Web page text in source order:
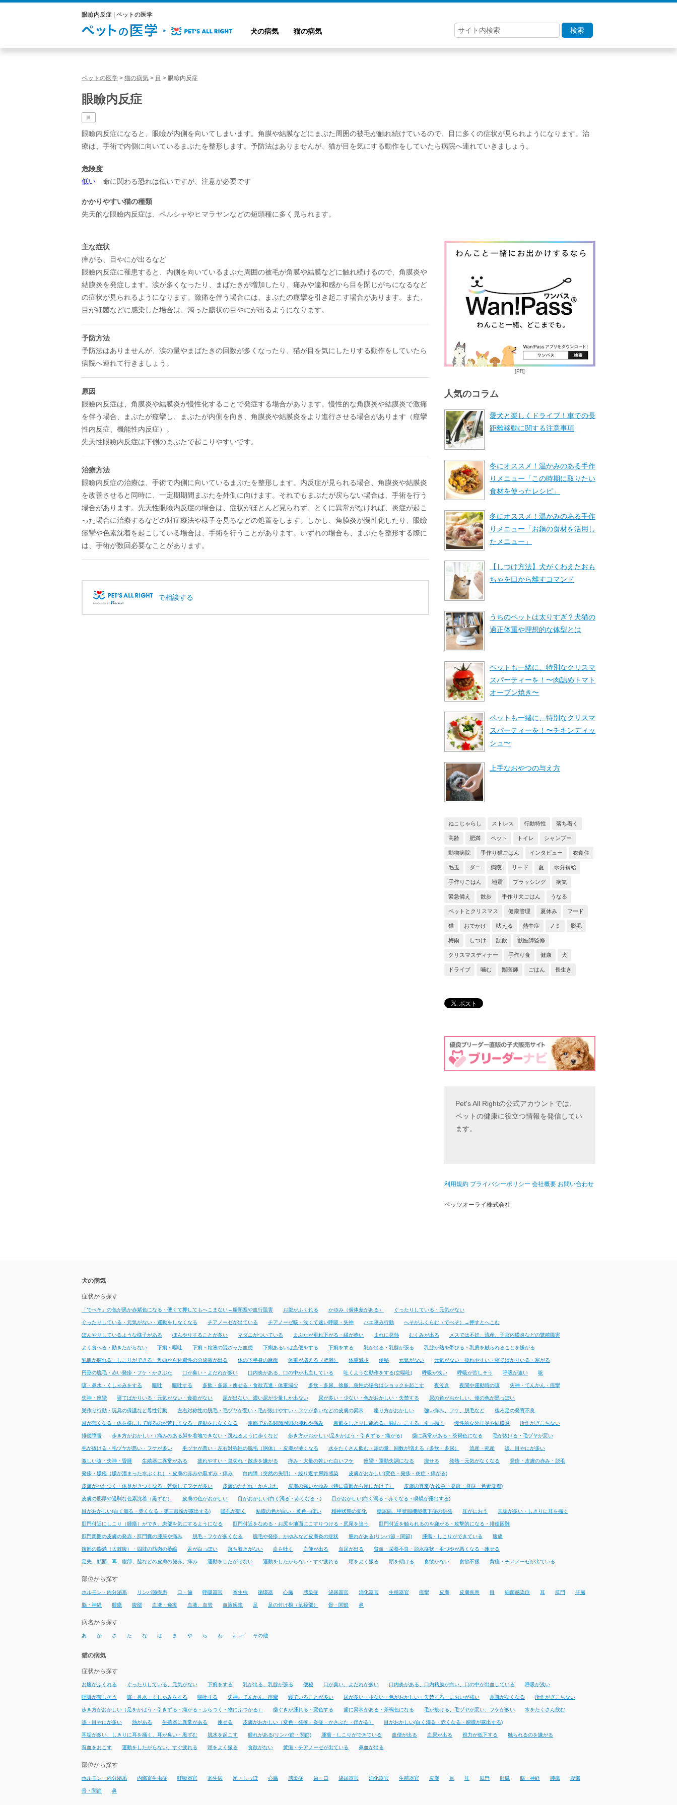
眼瞼内反症 | ペットの医学
犬の病気 猫の病気 検索
ペットの医学 > 猫の病気 > 目 > 眼瞼内反症
眼瞼内反症
目
眼瞼内反症になると、眼瞼が内側を向いてしまいます。角膜や結膜などにまぶた周囲の被毛が触れ続けているので、目に多くの症状が見られようになります。治
療は、手術で内側に向いているまぶたを整形します。予防法はありませんが、猫が目を気にする動作をしていたら病院へ連れていきましょう。
危険度
低い 命に関わる恐れは低いですが、注意が必要です
かかりやすい猫の種類
先天的な眼瞼内反症は、ペルシャやヒマラヤンなどの短頭種に多く見られます。
主な症状
痒がる、目やにが出るなど
眼瞼内反症に罹患すると、内側を向いているまぶた周囲の被毛が角膜や結膜などに触れ続けるので、角膜炎や
結膜炎を発症します。涙が多くなったり、まばたきが増加したり、痛みや違和感から目を閉じがちになるなど
の症状が見られるようになります。激痛を伴う場合には、まぶたの痙攣を引き起こす場合があります。また、
目が細菌などに感染した場合は、濁った膿状の目やにが出るようになります。
予防方法
予防法はありませんが、涙の量やまばたきの回数が多くなったり、猫が目を気にしたりする動作をしていたら
病院へ連れて行きましょう。
原因
眼瞼内反症は、角膜炎や結膜炎が慢性化することで発症する場合があります。慢性的な角膜炎や結膜炎で激痛
を伴う場合、まぶたが痙攣し、まぶたが内側を向き、角膜炎や結膜炎をより進行させる場合があります（痙攣
性内反症、機能性内反症）。
先天性眼瞼内反症は下側のまぶたで起こりやすいです。
治療方法
眼瞼内反症の治療は、手術で内側に向いているまぶたを整形します。内反症が見られる場合、角膜炎や結膜炎
を改善させると同時に、一定期期間まぶたを外側に向けます。それでもまぶたが戻らない場合は、手術を行う
場合があります。先天性眼瞼内反症の場合は、症状がほとんど見られず、とくに異常がなければ、炎症が起こ
った場合に治療するなどの対症療法や様子を見るなどの処置をします。しかし、角膜炎が慢性化したり、眼瞼
痙攣や色素沈着を起こしている場合は、手術を行うことがあります。いずれの場合も、まぶたを整形する際に
は、手術が数回必要なことがあります。
で相談する
[PR]
人気のコラム
愛犬と楽しくドライブ！車での長
距離移動に関する注意事項
冬にオススメ！温かみのある手作
りメニュー「この時期に取りたい
食材を使ったレシピ」
冬にオススメ！温かみのある手作
りメニュー「お鍋の食材を活用し
たメニュー」
【しつけ方法】犬がくわえたおも
ちゃを口から離すコマンド
うちのペットは太りすぎ？犬猫の
適正体重や理想的な体型とは
ペットも一緒に、特別なクリスマ
スパーティーを！〜肉詰めトマト
オーブン焼き〜
ペットも一緒に、特別なクリスマ
スパーティーを！〜チキンディッ
シュ〜
上手なおやつの与え方
ねこじゃらし ストレス 行動特性 落ち着く
高齢 肥満 ペット トイレ シャンプー
動物病院 手作り猫ごはん インタビュー 衣食住
毛玉 ダニ 病院 リード 夏 水分補給
手作りごはん 地震 ブラッシング 病気
緊急備え 散歩 手作り犬ごはん うなる
ペットとクリスマス 健康管理 夏休み フード
猫 おでかけ 吠える 熱中症 ノミ 脱毛
梅雨 しつけ 誤飲 獣医師監修
クリスマスディナー 手作り食 健康 犬
ドライブ 噛む 獣医師 ごはん 長生き
Pet's All Rightの公式アカウントでは、
ペットの健康に役立つ情報を発信してい
ます。
利用規約 プライバシーポリシー 会社概要 お問い合わせ
ペッツオーライ株式会社
犬の病気
症状から探す
「でべそ」の色が黒か赤紫色になる・硬くて押してもへこまない→腸閉塞や血行阻害 お腹がふくれる かゆみ（個体差がある） ぐったりしている・元気がない
ぐったりしている・元気がない・運動をしなくなる チアノーゼが出ている チアノーゼ咳・浅くて速い呼吸・失神 ハエ咬み行動 へそがふくらむ（でべそ）→押すとへこむ
ぼんやりしているような様子がある ぼんやりすることが多い マダニがついている まぶたが垂れ下がる・縁が赤い まれに発熱 むくみが出る メスでは不妊、流産、子宮内膜炎などの繁殖障害
よく食べる・動きたがらない 下痢・嘔吐 下痢・粘液の混ざった血便 下痢あるいは血便をする 下痢をする 乳が出る・乳腺が張る 乳腺が熱を帯びる・乳房を触られることを嫌がる
乳腺が腫れる・しこりができる・乳頭から化膿性の分泌液が出る 体の下半身の麻痺 体重が増える（肥満） 体重減少 便秘 元気がない 元気がない・疲れやすい・寝てばかりいる・寒がる
円形の脱毛・赤い発疹・フケ・かさぶた 口が臭い・よだれが多い 口内炎がある、口の中が出血している 吐くような動作をする(空嘔吐) 呼吸が浅い 呼吸が苦しそう 呼吸が速い 咳
咳・鼻水・くしゃみをする 嘔吐 嘔吐する 多飲・多尿・痩せる・食欲亢進・体重減少 多飲・多尿、徐脈、急性の場合はショックを起こす 夜泣き 夜間や運動時の咳 失神・てんかん・痙攣
失神・痙攣 寝てばかりいる・元気がない・食欲がない 尿が出ない、濃い尿が少量しか出ない 尿が多い・少ない・色がおかしい・失禁する 尿の色がおかしい、便の色が黒っぽい
巣作り行動・玩具の保護など母性行動 左右対称性の脱毛・毛ヅヤが悪い・毛が抜けやすい・フケが多いなどの皮膚の異常 座り方がおかしい 強い痒み、フケ、脱毛など 後ろ足の発育不良
息が荒くなる・体を横にして寝るのが苦しくなる・運動をしなくなる 患部である関節周囲の腫れや痛み 患部をしきりに舐める、噛む、こする、引っ掻く 慢性的な外耳炎や結膜炎 所作がぎこちない
排便障害 歩き方がおかしい（痛みのある脚を着地できない・跳ねるように歩くなど 歩き方がおかしい(足をかばう・引きずる・痛がる) 歯に異常がある・茶褐色になる 毛が抜ける・毛ヅヤが悪い
毛が抜ける・毛ヅヤが悪い・フケが多い 毛ヅヤが悪い・左右対称性の脱毛（胴体）・皮膚が薄くなる 水をたくさん飲む・尿の量、回数が増える（多飲・多尿） 流産・死産 涙、目やにが多い
激しい咳・失神・昏睡 生殖器に異常がある 疲れやすい・息切れ・散歩を嫌がる 痒み・大量の乾いた白いフケ 痙攣・運動失調になる 痩せる 発熱・元気がなくなる 発疹・皮膚の赤み・脱毛
発疹・膿疱（膿が溜まった水ぶくれ）・皮膚の赤みや黒ずみ・痒み 白内障（突然の失明）・繰り返す尿路感染 皮膚がおかしい(変色・発疹・炎症・痒がる)
皮膚がべたつく・体臭がきつくなる・乾燥してフケが多い 皮膚のただれ・かさぶた 皮膚の強いかゆみ（特に背部から尾にかけて） 皮膚の異常(かゆみ・発疹・炎症・色素沈着)
皮膚の肥厚や過剰な色素沈着（黒ずむ） 皮膚の色がおかしい 目がおかしい(白く濁る・赤くなる・) 目がおかしい(白く濁る・赤くなる・瞬膜が露出する)
目がおかしい(白く濁る・赤くなる・第三眼瞼が露出する) 瞳孔が開く 粘膜の色が白い・黄色っぽい 精神状態の変化 糖尿病、甲状腺機能低下症の併発 耳がにおう 耳垢が多い・しきりに耳を掻く
肛門付近にしこり（腫瘍）ができ、患部を気にするようになる 肛門付近をなめる・お尻を地面にこすりつける・尻尾を追う 肛門付近を触られるのを嫌がる・攻撃的になる・排便困難
肛門周囲の皮膚の発赤・肛門嚢の腫脹や痛み 脱毛・フケが多くなる 脱毛や発疹、かゆみなど皮膚炎の症状 腫れがある(リンパ節・関節) 腫瘍・しこりができている 腹痛
腹部の膨満（太鼓腹）・四肢の筋肉の萎縮 舌が白っぽい 落ち着きがない 血を吐く 血便が出る 血尿が出る 貧血・栄養不良・脱水症状・毛づやが悪くなる・痩せる
足先、顔面、耳、腹部、脇などの皮膚の発赤、痒み 運動をしたがらない 運動をしたがらない・すぐ疲れる 頭をよく振る 頭を傾ける 食欲がない 食欲不振 黄疸・チアノーゼが出ている
部位から探す
ホルモン・内分泌系 リンパ節疾患 口・歯 呼吸器官 寄生虫 循環器 心臓 感染症 泌尿器官 消化器官 生殖器官 痙攣 皮膚 皮膚疾患 目 細菌感染症 耳 肛門 肝臓
脳・神経 腫瘍 腹部 血液・免疫 血液、血管 血液疾患 足 足の付け根（鼠径部） 骨・関節 鼻
病名から探す
あ か さ た な は ま や ら わ a - z その他
猫の病気
症状から探す
お腹がふくれる ぐったりしている、元気がない 下痢をする 乳が出る、乳腺が張る 便秘 口が臭い、よだれが多い 口内炎がある、口内粘膜が白い、口の中が出血している 呼吸が浅い
呼吸が苦しそう 咳・鼻水・くしゃみをする 嘔吐する 失神、てんかん、痙攣 寝ていることが多い 尿が多い・少ない・色がおかしい・失禁する・においが強い 意識がなくなる 所作がぎこちない
歩き方がおかしい（足をかばう・引きずる・痛がる・ふらつく・物にぶつかる） 歯ぐきが腫れる・変色する 歯に異常がある・茶褐色になる 毛が抜ける、毛ヅヤが悪い、フケが多い 水をたくさん飲む
涙・目やにが多い 熱がある 生殖器に異常がある 痩せる 皮膚がおかしい（変色・発疹・炎症・かさぶた・痒がる） 目がおかしい(白く濁る・赤くなる・瞬膜が露出する)
耳垢が多い、しきりに耳を掻く、耳が臭い・黒ずむ 脱水を起こす 腫れがある(リンパ節・関節) 腫瘍・しこりができている 血便が出る 血尿が出る 視力が低下する 触られるのを嫌がる
貧血をおこす 運動をしたがらない、すぐ疲れる 頭をよく振る 食欲がない 黄疸・チアノーゼが出ている 鼻血が出る
部位から探す
ホルモン・内分泌系 内部寄生虫症 呼吸器官 寄生病 尾・しっぽ 心臓 感染症 歯・口 泌尿器官 消化器官 生殖器官 皮膚 目 耳 肛門 肝臓 脳・神経 腫瘍 腹部
骨・関節 鼻